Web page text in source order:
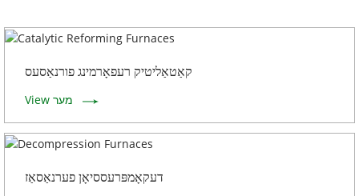
קאַטאַליטיק רעפאָרמינג פורנאַסעס
View מער
דעקאָמפּרעססיאָן פערנאַסאַז